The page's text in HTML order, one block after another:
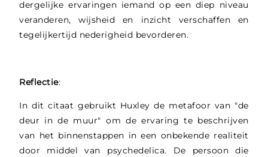
dergelijke ervaringen iemand op een diep niveau
veranderen, wijsheid en inzicht verschaffen en
tegelijkertijd nederigheid bevorderen.
Reflectie:
In dit citaat gebruikt Huxley de metafoor van "de
deur in de muur" om de ervaring te beschrijven
van het binnenstappen in een onbekende realiteit
door middel van psychedelica. De persoon die